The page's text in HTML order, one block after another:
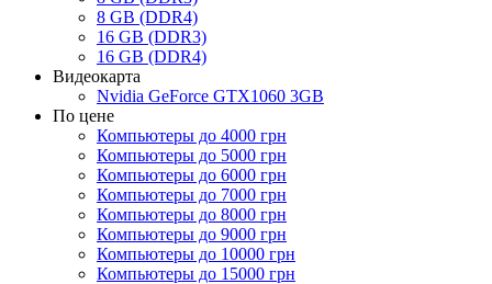
8 GB (DDR4)
16 GB (DDR3)
16 GB (DDR4)
Видеокарта
Nvidia GeForce GTX1060 3GB
По цене
Компьютеры до 4000 грн
Компьютеры до 5000 грн
Компьютеры до 6000 грн
Компьютеры до 7000 грн
Компьютеры до 8000 грн
Компьютеры до 9000 грн
Компьютеры до 10000 грн
Компьютеры до 15000 грн